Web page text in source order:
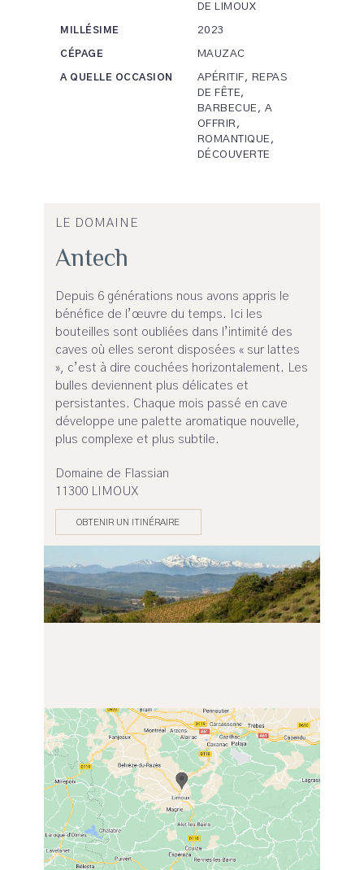
DE LIMOUX
MILLÉSIME 2023
CÉPAGE MAUZAC
A QUELLE OCCASION
APÉRITIF, REPAS
DE FÊTE,
BARBECUE, A
OFFRIR,
ROMANTIQUE,
DÉCOUVERTE
LE DOMAINE
Antech
Depuis 6 générations nous avons appris le
bénéfice de l’œuvre du temps. Ici les
bouteilles sont oubliées dans l’intimité des
caves où elles seront disposées « sur lattes
», c’est à dire couchées horizontalement. Les
bulles deviennent plus délicates et
persistantes. Chaque mois passé en cave
développe une palette aromatique nouvelle,
plus complexe et plus subtile.
Domaine de Flassian
11300 LIMOUX
OBTENIR UN ITINÉRAIRE